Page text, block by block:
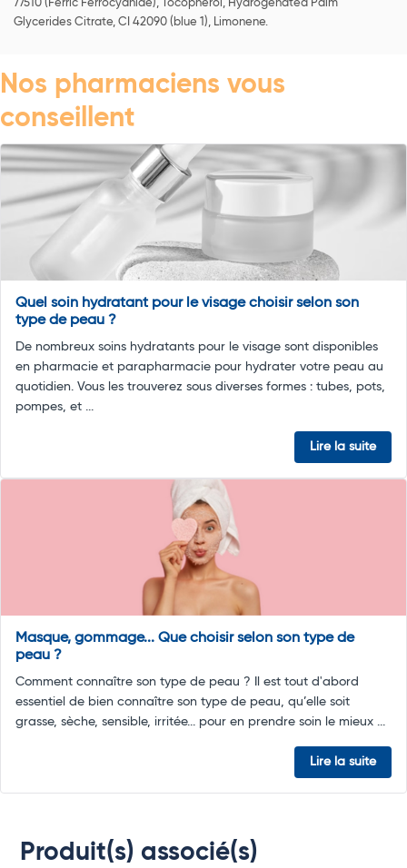
77510 (Ferric Ferrocyanide), Tocopherol, Hydrogenated Palm
Glycerides Citrate, CI 42090 (blue 1), Limonene.
Nos pharmaciens vous
conseillent
Quel soin hydratant pour le visage choisir selon son
type de peau ?
De nombreux soins hydratants pour le visage sont disponibles
en pharmacie et parapharmacie pour hydrater votre peau au
quotidien. Vous les trouverez sous diverses formes : tubes, pots,
pompes, et ...
Lire la suite
Masque, gommage... Que choisir selon son type de
peau ?
Comment connaître son type de peau ? Il est tout d'abord
essentiel de bien connaître son type de peau, qu’elle soit
grasse, sèche, sensible, irritée... pour en prendre soin le mieux ...
Lire la suite
Produit(s) associé(s)